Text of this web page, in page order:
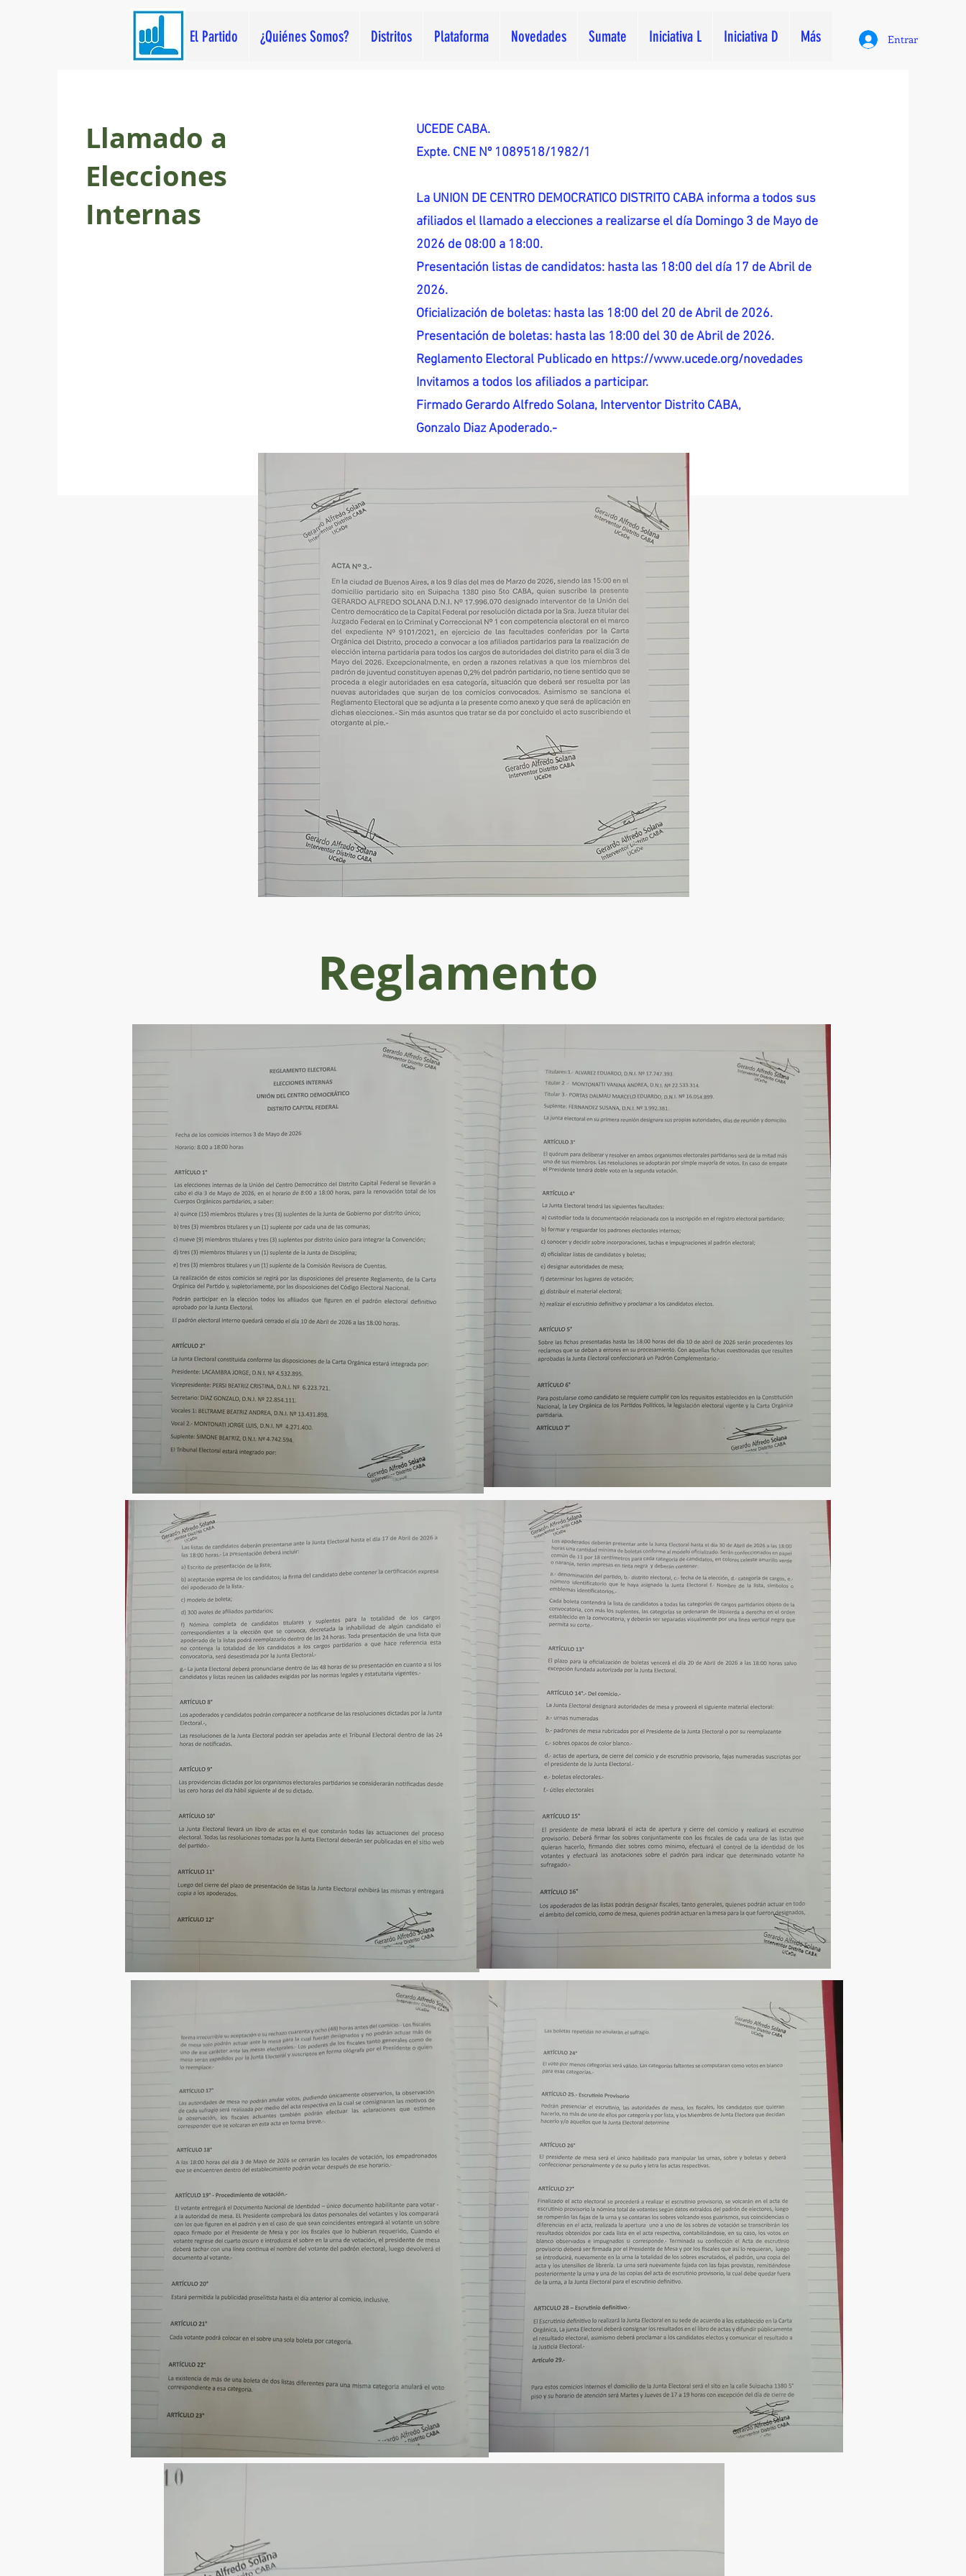
El Partido ¿Quiénes Somos? Distritos Plataforma Novedades Sumate Iniciativa L Iniciativa D Más Entrar
Llamado a
Elecciones
Internas
UCEDE CABA.
Expte. CNE Nº 1089518/1982/1
La UNION DE CENTRO DEMOCRATICO DISTRITO CABA informa a todos sus
afiliados el llamado a elecciones a realizarse el día Domingo 3 de Mayo de
2026 de 08:00 a 18:00.
Presentación listas de candidatos: hasta las 18:00 del día 17 de Abril de
2026.
Oficialización de boletas: hasta las 18:00 del 20 de Abril de 2026.
Presentación de boletas: hasta las 18:00 del 30 de Abril de 2026.
Reglamento Electoral Publicado en https://www.ucede.org/novedades
Invitamos a todos los afiliados a participar.
Firmado Gerardo Alfredo Solana, Interventor Distrito CABA,
Gonzalo Diaz Apoderado.-
Reglamento